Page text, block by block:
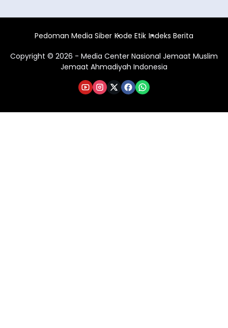
Pedoman Media Siber Kode Etik Indeks Berita
Copyright © 2026 - Media Center Nasional Jemaat Muslim
Jemaat Ahmadiyah Indonesia